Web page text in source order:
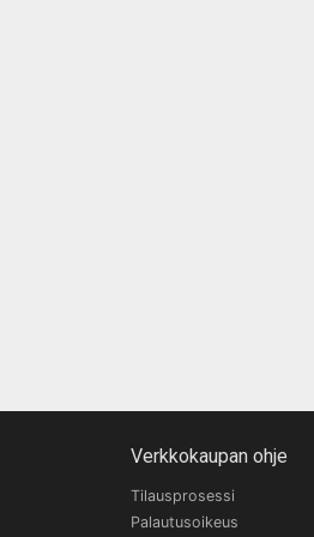
Verkkokaupan ohje
Tilausprosessi
Palautusoikeus